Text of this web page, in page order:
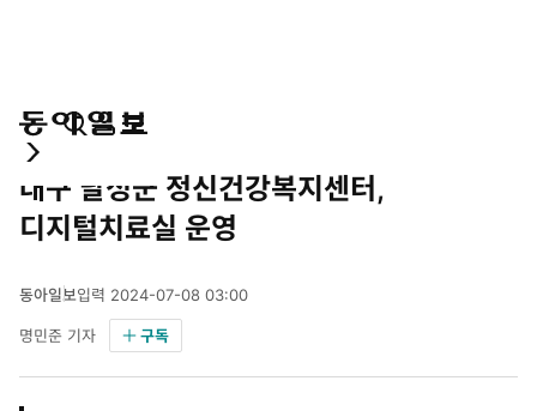
통
검
색
마
페
이
지
전
메
뉴
펼
기
사회
대구 달성군 정신건강복지센터,
디지털치료실 운영
동아일보입력 2024-07-08 03:00
0
명민준 기자 구독